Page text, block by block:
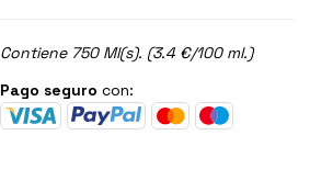
Contiene 750 Ml(s). (3.4 €/100 ml.)
Pago seguro con: